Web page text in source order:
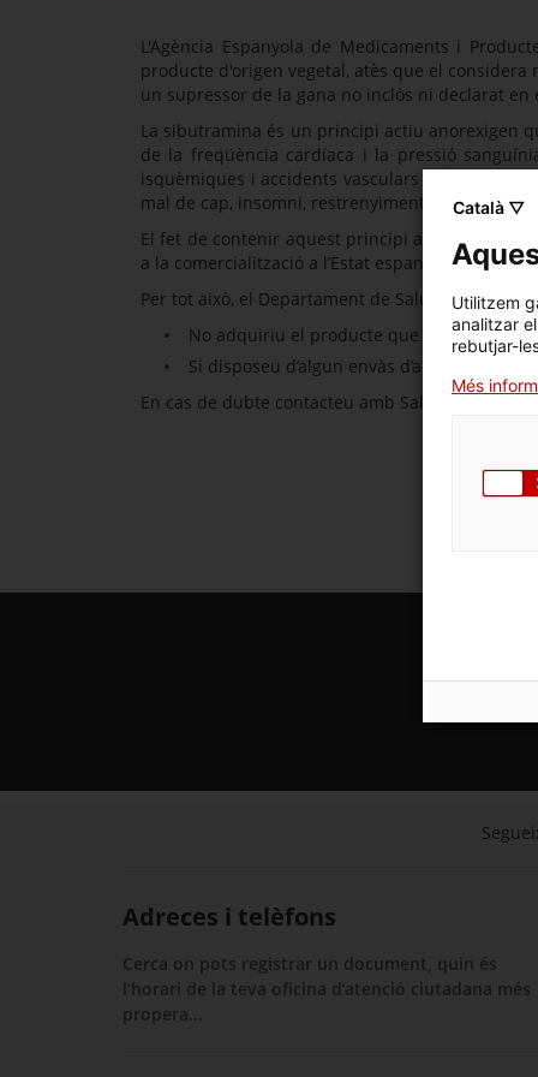
L'Agència Espanyola de Medicaments i
producte d'origen vegetal, atès que el
un supressor de la gana no inclòs ni declarat en
La sibutramina és un principi actiu anorexigen
de la freqüència cardíaca i la pressió
isquèmiques i accidents vasculars greus amb
mal de cap, insomni, restrenyiment, etc. A més,
El fet de contenir aquest principi actiu
a la comercialització a l’Estat espanyol per
Per tot això, el Departament de Salut us
No adquiriu el producte que s’esmenta en
Si disposeu d’algun envàs d’aquest
En cas de dubte contacteu amb Salut Respon
Adreces i telèfons
Cerca on pots registrar un document, quin és
l’horari de la teva oficina d’atenció ciutadana més
propera…
Català ▽
Utilitzem
analitzar
rebutjar-
Més